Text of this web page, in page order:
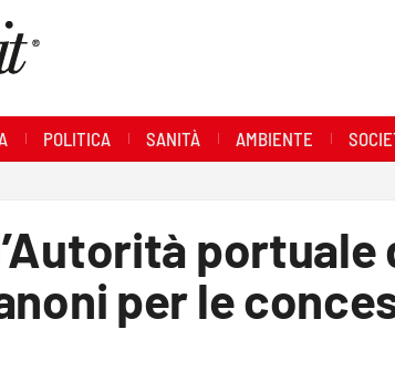
POLITICA SANITÀ AMBIENTE
portuale
per le